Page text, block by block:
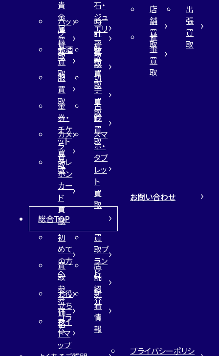
貴
金
属
買
取
石・
ジュ
エリ
ー
買
取
バッ
グ
買
取
時
計
買
取
お酒
買
取
財
布
買
取
服
買
取
切
手
買
取
金
券・
チケ
ット
買
取
古
銭
買
取
カメ
ラ
買
取
スマ
ホ・
タブ
レッ
ト
買
取
テレ
ホン
カー
ド
買
取
店
舗
買
取
出
張
買
取
催
事
買
取
総合TOP
初
めて
の方
へ
買
取ブ
ラン
ド
買
取
参
考
価
格
店
舗
紹
介
お役
立ち
コラ
ム
新
着
情
報
サイ
トマ
ップ
お問い合わせ
プライバシーポリシ